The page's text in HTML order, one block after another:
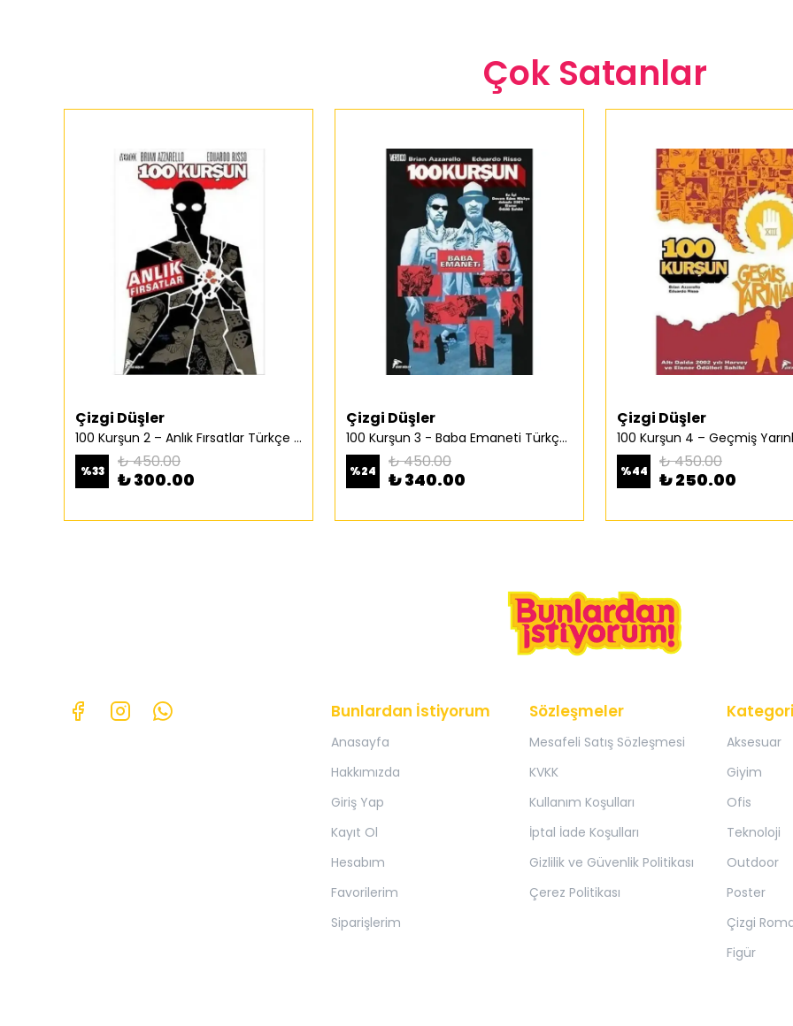
Çok Satanlar
Çizgi Düşler
100 Kurşun 2 – Anlık Fırsatlar Türkçe Çizgi Roman
%33 ₺ 450.00
₺ 300.00
Çizgi Düşler
100 Kurşun 3 - Baba Emaneti Türkçe Çizgi Roman
%24 ₺ 450.00
₺ 340.00
Çizgi Düşler
%44 ₺ 450.00
₺ 250.00
Bunlardan İstiyorum
Anasayfa
Hakkımızda
Giriş Yap
Kayıt Ol
Hesabım
Favorilerim
Siparişlerim
Sözleşmeler
Mesafeli Satış Sözleşmesi
KVKK
Kullanım Koşulları
İptal İade Koşulları
Gizlilik ve Güvenlik Politikası
Çerez Politikası
Aksesuar
Giyim
Ofis
Teknoloji
Outdoor
Poster
Çizgi
Figür